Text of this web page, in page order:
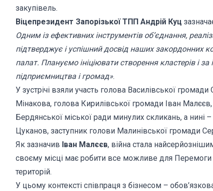
закупівель.
Віцепрезидент Запорізької ТПП Андрій Куц
Одним із ефективних інструментів об’єднання,
підтверджує і успішний досвід наших закордонних
палат. Плануємо ініціювати створення кластерів і
підприємництва і громад».
У зустрічі взяли участь голова Василівської
Мінакова, голова Кирилівської громади Іван
Бердянської міської ради минулих скликань, а нині
Цуканов, заступник голови Малинівської громади
Як зазначив Іван Малєєв, війна стала
своєму місці має робити все можливе для Перемоги
територій.
У цьому контексті співпраця з бізнесом –